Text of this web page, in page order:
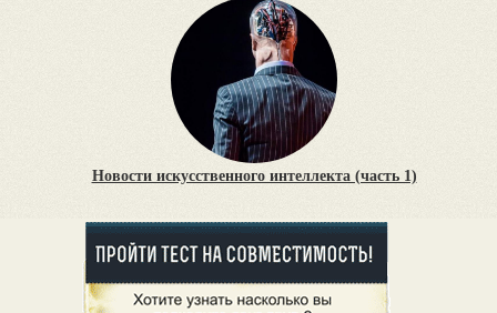
Новости искусственного интеллекта (часть 1)